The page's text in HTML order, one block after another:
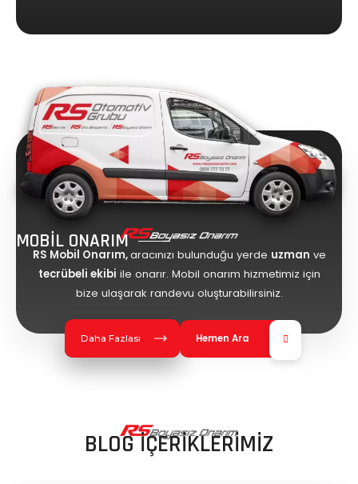
MOBİL ONARIM
RS Mobil Onarım,aracınızı bulunduğu yerde uzman ve
tecrübeli ekibi ile onarır. Mobil onarım hizmetimiz için
bize ulaşarak randevu oluşturabilirsiniz.
Daha Fazlası Hemen Ara
BLOG İÇERİKLERİMİZ